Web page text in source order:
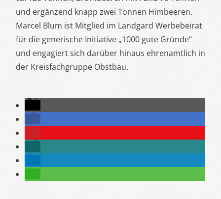
und ergänzend knapp zwei Tonnen Himbeeren.
Marcel Blum ist Mitglied im Landgard Werbebeirat
für die generische Initiative „1000 gute Gründe“
und engagiert sich darüber hinaus ehrenamtlich in
der Kreisfachgruppe Obstbau.